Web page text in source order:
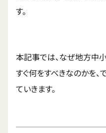
す。
本記事では、なぜ地方中
すぐ何をすべきなのかを、
ていきます。